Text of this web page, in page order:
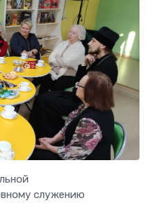
служению